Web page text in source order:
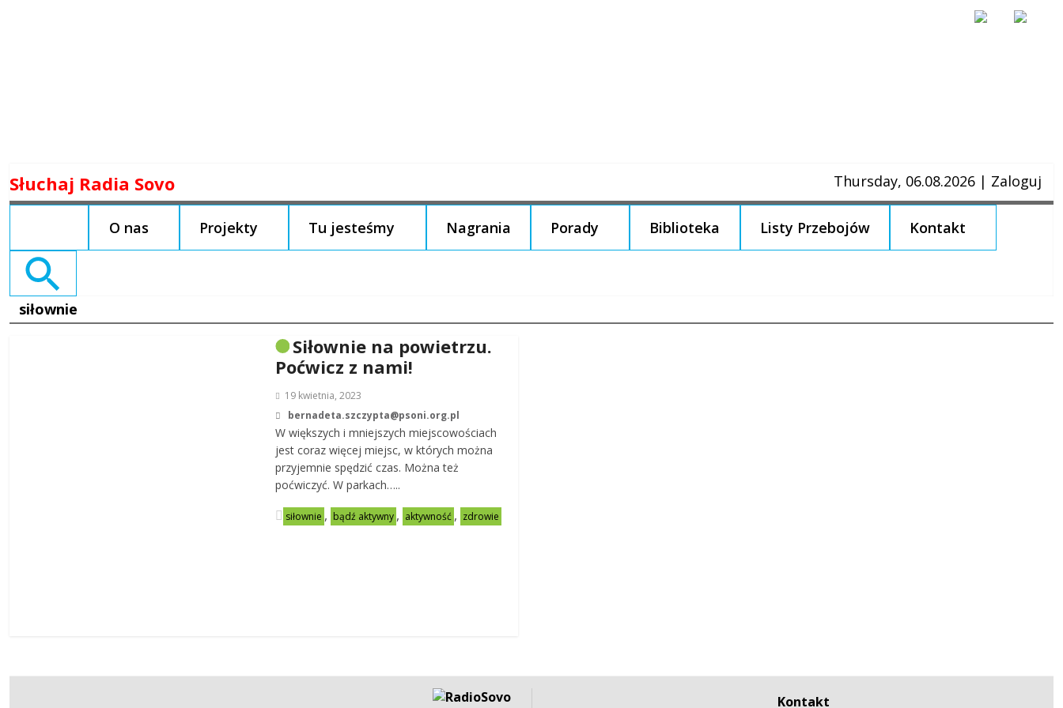
to
Słuchaj Radia Sovo Thursday, 06.08.2026 | Zaloguj
O nas Projekty Tu jesteśmy Nagrania Porady Biblioteka Listy Przebojów Kontakt
Search
siłownie
Siłownie na powietrzu.
Poćwicz z nami!
19 kwietnia, 2023
bernadeta.szczypta@psoni.org.pl
W większych i mniejszych miejscowościach
jest coraz więcej miejsc, w których można
przyjemnie spędzić czas. Można też
poćwiczyć. W parkach…..
siłownie , bądź aktywny , aktywność , zdrowie
Kontakt